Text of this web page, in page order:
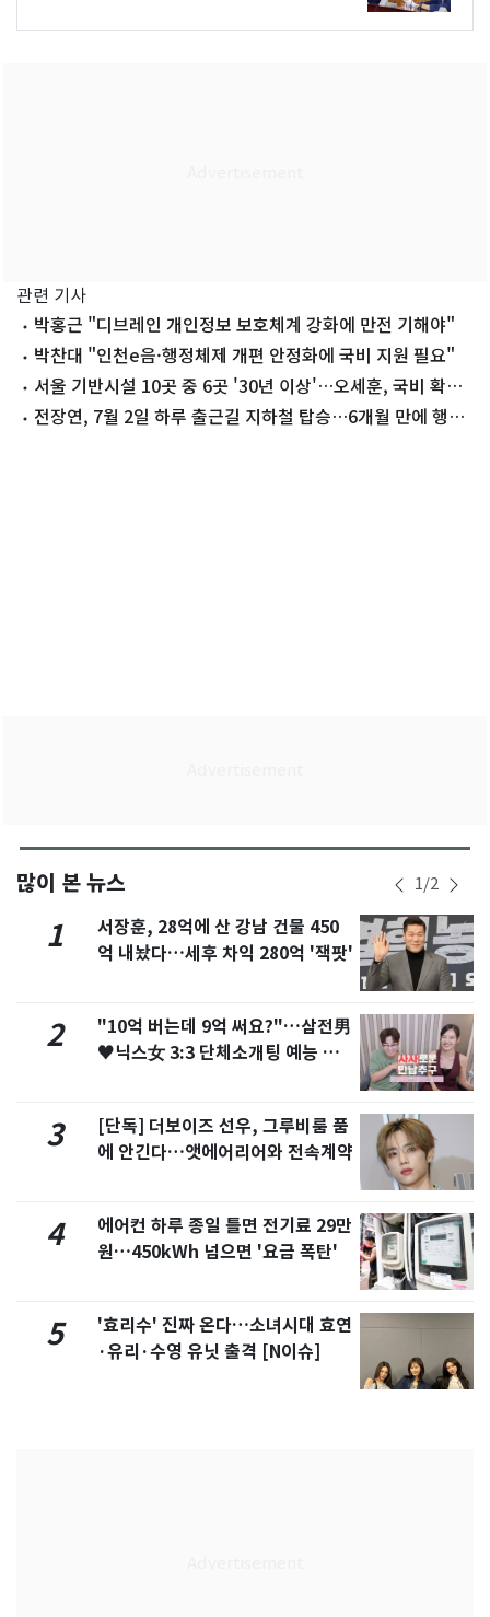
관련 기사
박홍근 "디브레인 개인정보 보호체계 강화에 만전 기해야"
박찬대 "인천e음·행정체제 개편 안정화에 국비 지원 필요"
서울 기반시설 10곳 중 6곳 '30년 이상'…오세훈, 국비 확대
요청전장연, 7월 2일 하루 출근길 지하철 탑승…6개월 만에 행동
많이 본 뉴스 1/2
1
서장훈, 28억에 산 강남 건물 450
억 내놨다…세후 차익 280억 '잭팟'
2
"10억 버는데 9억 써요?"…삼전男
♥닉스女 3:3 단체소개팅 예능 화
3
[단독] 더보이즈 선우, 그루비룸 품
에 안긴다…앳에어리어와 전속계약
4
에어컨 하루 종일 틀면 전기료 29만
원…450kWh 넘으면 '요금 폭탄'
5
'효리수' 진짜 온다…소녀시대 효연
·유리·수영 유닛 출격 [N이슈]